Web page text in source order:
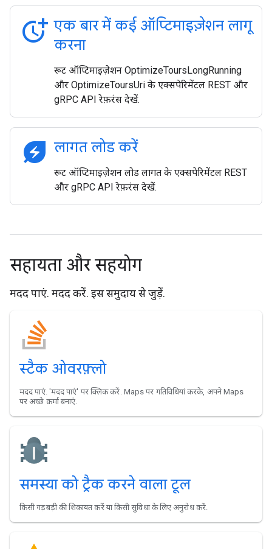
more_time एक बार में कई ऑप्टिमाइज़ेशन लागू
करना
रूट ऑप्टिमाइज़ेशन OptimizeToursLongRunning
और OptimizeToursUri के एक्सपेरिमेंटल REST और
gRPC API रेफ़रंस देखें.
energy_savings_leaf लागत लोड करें
रूट ऑप्टिमाइज़ेशन लोड लागत के एक्सपेरिमेंटल REST
और gRPC API रेफ़रंस देखें.
सहायता और सहयोग
मदद पाएं. मदद करें. इस समुदाय से जुड़ें.
स्टैक ओवरफ़्लो
मदद पाएं. 'मदद पाएं' पर क्लिक करें. Maps पर गतिविधियां करके, अपने Maps
पर अच्छे क़र्मा बनाएं.
समस्या को ट्रैक करने वाला टूल
किसी गड़बड़ी की शिकायत करें या किसी सुविधा के लिए अनुरोध करें.